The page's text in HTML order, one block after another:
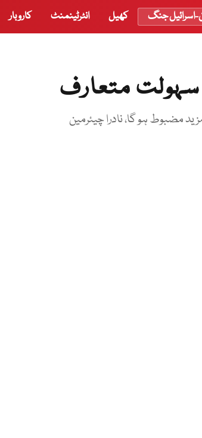
اسرائیل جنگ کھیل انٹرٹینمنٹ کاروبار
سہولت متعارف
مضبوط ہو گا، نادرا چیئرمین